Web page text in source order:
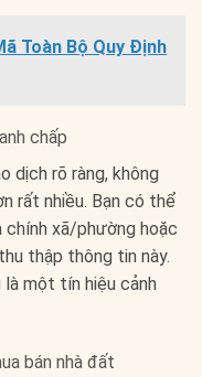
Toàn Bộ Quy Định
chấp
dịch rõ ràng, không
rất nhiều. Bạn có thể
chính xã/phường hoặc
thập thông tin này.
là một tín hiệu cảnh
bán nhà đất